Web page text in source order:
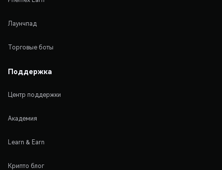
Лаунчпад
Торговые боты
Поддержка
Центр поддержки
Академия
Learn & Earn
Крипто блог